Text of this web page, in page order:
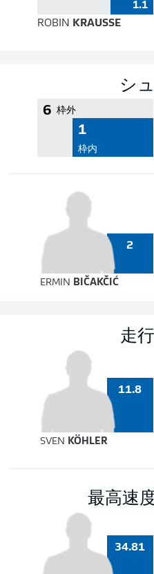
1.1
ROBIN KRAUSSE
シ
6 枠外
1
枠内
2
ERMIN BIČAKČIĆ
走
11.8
SVEN KÖHLER
最高速
34.81